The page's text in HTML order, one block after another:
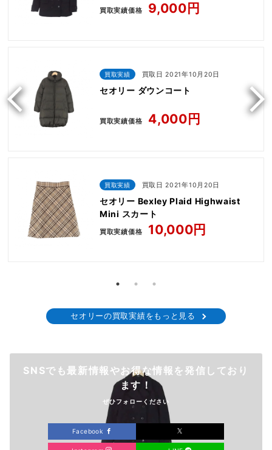
買取実績価格 9,000円
買取実績 買取日 2021年10月20日
セオリー ダウンコート
買取実績価格 4,000円
買取実績 買取日 2021年10月20日
セオリー Bexley Plaid Highwaist
Mini スカート
買取実績価格 10,000円
セオリーの買取実績をもっと見る
SNSでも最新情報やお得な情報を発信しており
ます！
ぜひフォローください
Facebook